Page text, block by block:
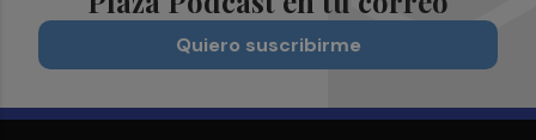
Quiero suscribirme